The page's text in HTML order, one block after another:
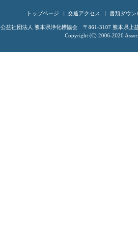
トップページ 交通アクセス 書類ダウン
公益社団法人 熊本県浄化槽協会 〒861-3107 熊本県
Copyright (C) 2006-2020